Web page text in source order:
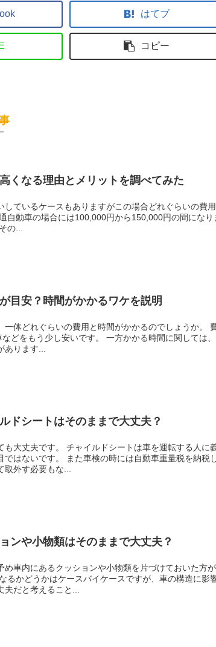
はてブ
コピー
くなる理由とメリットを調べてみた
ているケースもありますがこの場合どれぐらいの費
自動車の場合には100,000円から150,000円の間になり
の...
目安？時間がかかるワケを説明
体どれぐらいの費用と時間がかかるのでしょうか。
どをもう少し安いです。 一方かかる時間に関しては
ります...
ドシートはそのままで大丈夫？
大丈夫です。 チャイルドシートは車を運転する人に
はないです。 また車検の時には自動車重量税を納税
外す必要もな...
ンや小物類はそのままで大丈夫？
車内にあるクッションや小物類を片づけておいた方
るかどうかはケースバイケースですが、車の構造に影
だと考えること...